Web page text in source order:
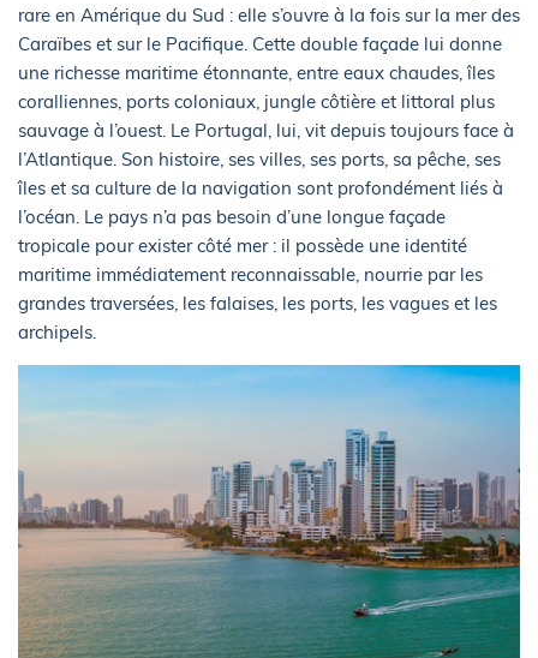
rare en Amérique du Sud : elle s’ouvre à la fois sur la mer des
Caraïbes et sur le Pacifique. Cette double façade lui donne
une richesse maritime étonnante, entre eaux chaudes, îles
coralliennes, ports coloniaux, jungle côtière et littoral plus
sauvage à l’ouest. Le Portugal, lui, vit depuis toujours face à
l’Atlantique. Son histoire, ses villes, ses ports, sa pêche, ses
îles et sa culture de la navigation sont profondément liés à
l’océan. Le pays n’a pas besoin d’une longue façade
tropicale pour exister côté mer : il possède une identité
maritime immédiatement reconnaissable, nourrie par les
grandes traversées, les falaises, les ports, les vagues et les
archipels.